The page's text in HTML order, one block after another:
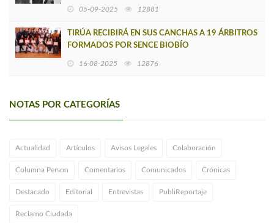
05-09-2025 12881
TIRÚA RECIBIRÁ EN SUS CANCHAS A 19 ÁRBITROS
FORMADOS POR SENCE BIOBÍO
16-08-2025 12876
NOTAS POR CATEGORÍAS
Actualidad Artículos Avisos Legales Colaboración
Columna Person Comentarios Comunicados Crónicas
Destacado Editorial Entrevistas PubliReportaje
Reclamo Ciudada